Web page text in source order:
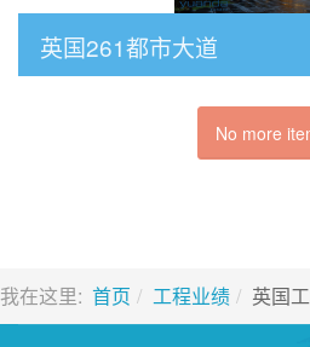
英国261都市大道
No more
我在这里: 首页 工程业绩 英国